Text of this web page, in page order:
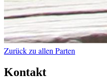
Zurück zu allen Parten
Kontakt